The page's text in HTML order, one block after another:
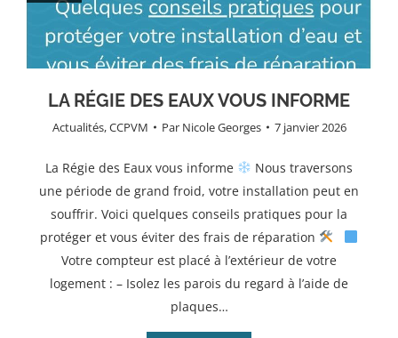
LA RÉGIE DES EAUX VOUS INFORME
Actualités,CCPVM Par Nicole Georges 7 janvier 2026
La Régie des Eaux vous informe
Nous traversons
une période de grand froid, votre installation peut en
souffrir. Voici quelques conseils pratiques pour la
protéger et vous éviter des frais de réparation
Votre compteur est placé à l’extérieur de votre
logement : – Isolez les parois du regard à l’aide de
plaques…